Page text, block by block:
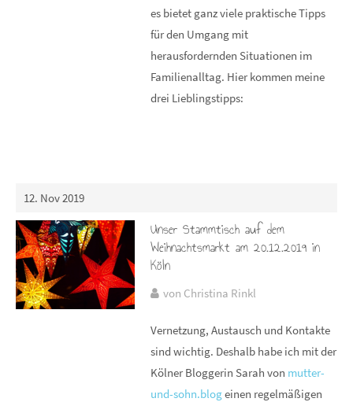
es bietet ganz viele praktische Tipps
für den Umgang mit
herausfordernden Situationen im
Familienalltag. Hier kommen meine
drei Lieblingstipps:
12. Nov 2019
Unser Stammtisch auf dem
Weihnachtsmarkt am 20.12.2019 in
Köln
von Christina Rinkl
Vernetzung, Austausch und Kontakte
sind wichtig. Deshalb habe ich mit der
Kölner Bloggerin Sarah von mutter-
und-sohn.blogeinen regelmäßigen